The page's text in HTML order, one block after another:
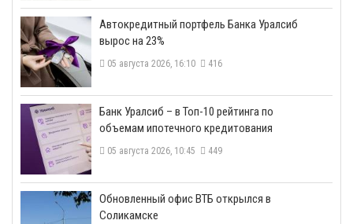
​Автокредитный портфель Банка Уралсиб
вырос на 23%
05 августа 2026, 16:10 416
​Банк Уралсиб – в Топ-10 рейтинга по
объемам ипотечного кредитования
05 августа 2026, 10:45 449
​Обновленный офис ВТБ открылся в
Соликамске